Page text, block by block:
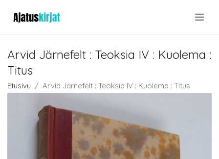
Arvid Järnefelt : Teoksia IV : Kuolema :
Titus
Etusivu Arvid Järnefelt : Teoksia IV : Kuolema : Titus